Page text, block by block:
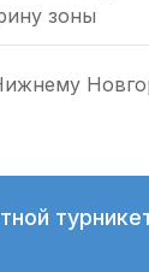
зоны